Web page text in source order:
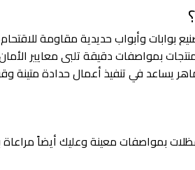
بوابات وأبواب حديدية مقاومة
بمواصفات دقيقة تلبي معايير
يساعد في تنفيذ أعمال حدادة متينة
بمواصفات معينة وعليك أيضاً